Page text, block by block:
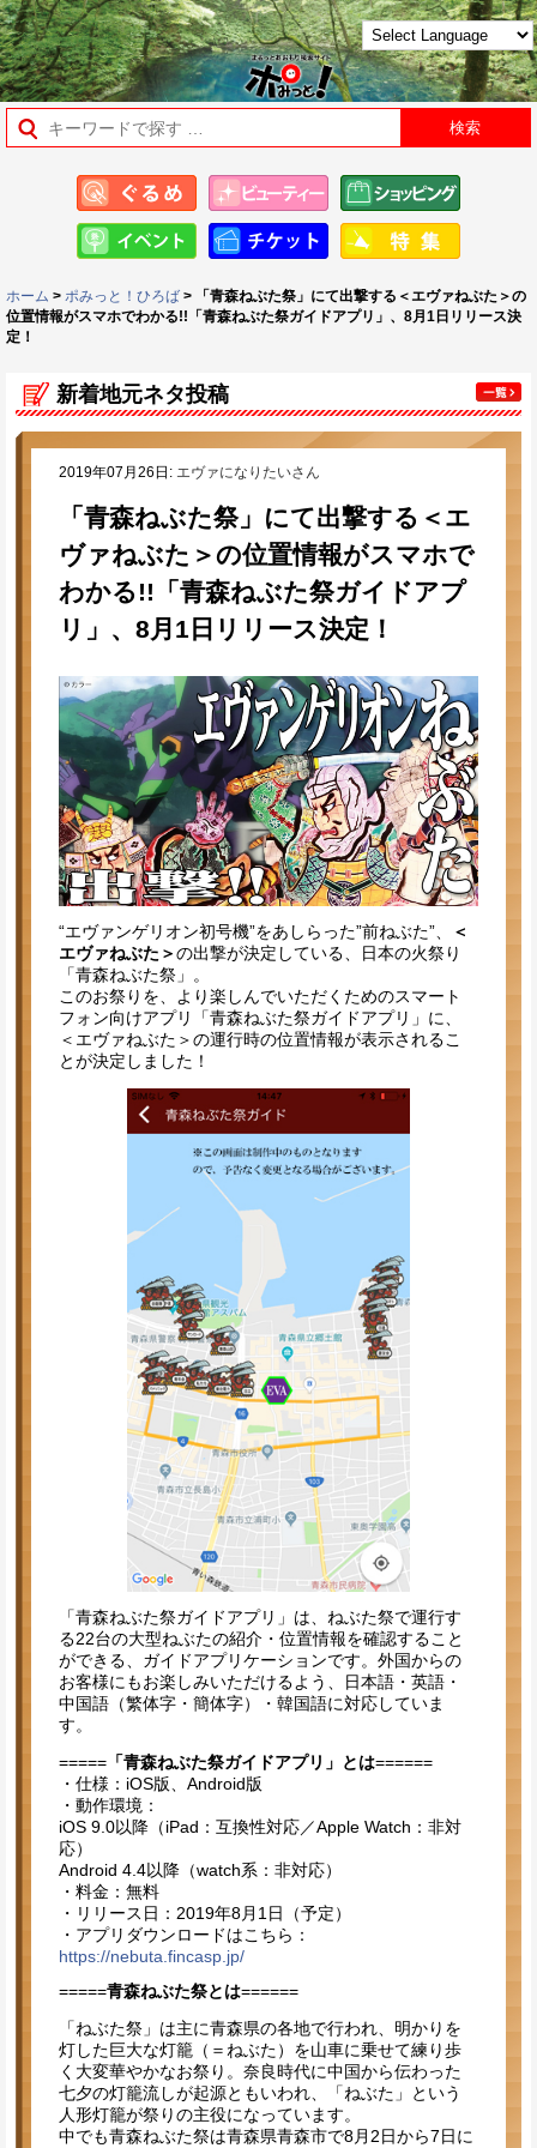
ホーム > ポみっと！ひろば > 「青森ねぶた祭」にて出撃する＜エヴァねぶた＞の
位置情報がスマホでわかる!!「青森ねぶた祭ガイドアプリ」、8月1日リリース決
定！
新着地元ネタ投稿
2019年07月26日: エヴァになりたいさん
「青森ねぶた祭」にて出撃する＜エ
ヴァねぶた＞の位置情報がスマホで
わかる!!「青森ねぶた祭ガイドアプ
リ」、8月1日リリース決定！
“エヴァンゲリオン初号機”をあしらった”前ねぶた”、
＜
エヴァねぶた＞の出撃が決定している、日本の火祭り
「青森ねぶた祭」。
このお祭りを、より楽しんでいただくためのスマート
フォン向けアプリ「青森ねぶた祭ガイドアプリ」に、
＜エヴァねぶた＞の運行時の位置情報が表示されるこ
とが決定しました！
「青森ねぶた祭ガイドアプリ」は、ねぶた祭で運行す
る22台の大型ねぶたの紹介・位置情報を確認すること
ができる、ガイドアプリケーションです。外国からの
お客様にもお楽しみいただけるよう、日本語・英語・
中国語（繁体字・簡体字）・韓国語に対応していま
す。
===== 「青森ねぶた祭ガイドアプリ」とは======
・仕様：iOS版、Android版
・動作環境：
iOS 9.0以降（iPad：互換性対応／Apple Watch：非対
応）
Android 4.4以降（watch系：非対応）
・料金：無料
・リリース日：2019年8月1日（予定）
・アプリダウンロードはこちら：
https://nebuta.fincasp.jp/
=====青森ねぶた祭とは======
「ねぶた祭」は主に青森県の各地で行われ、明かりを
灯した巨大な灯籠（＝ねぶた）を山車に乗せて練り歩
く大変華やかなお祭り。奈良時代に中国から伝わった
七夕の灯籠流しが起源ともいわれ、「ねぶた」という
人形灯籠が祭りの主役になっています。
中でも青森ねぶた祭は青森県青森市で8月2日から7日に